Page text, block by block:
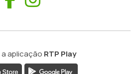
aplicação RTP Play